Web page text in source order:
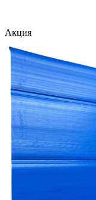
Акция